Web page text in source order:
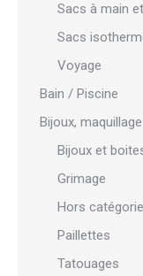
Sacs à main
Sacs
Voyage
Bain / Piscine
Bijoux,
Bijoux et
Grimage
Hors
Paillettes
Tatouages